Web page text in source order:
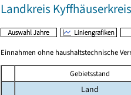
Landkreis Kyffhäuserkreis
Einnahmen ohne haushaltstechnische
Gebietsstand
Land